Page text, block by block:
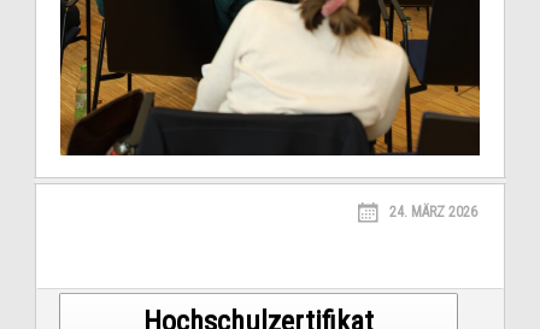
24. MÄRZ 2026
Hochschulzertifikat